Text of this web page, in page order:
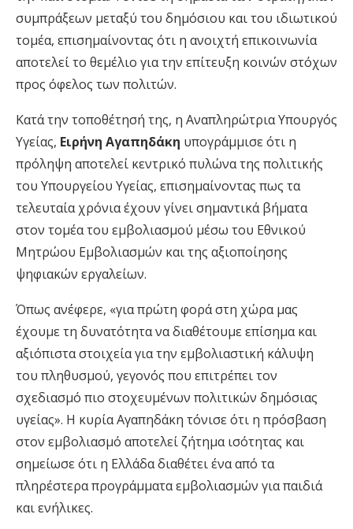
συμπράξεων μεταξύ του δημόσιου και του ιδιωτικού
τομέα, επισημαίνοντας ότι η ανοιχτή επικοινωνία
αποτελεί το θεμέλιο για την επίτευξη κοινών στόχων
προς όφελος των πολιτών.
Κατά την τοποθέτησή της, η Αναπληρώτρια Υπουργός
Υγείας, Ειρήνη Αγαπηδάκη υπογράμμισε ότι η
πρόληψη αποτελεί κεντρικό πυλώνα της πολιτικής
του Υπουργείου Υγείας, επισημαίνοντας πως τα
τελευταία χρόνια έχουν γίνει σημαντικά βήματα
στον τομέα του εμβολιασμού μέσω του Εθνικού
Μητρώου Εμβολιασμών και της αξιοποίησης
ψηφιακών εργαλείων.
Όπως ανέφερε, «για πρώτη φορά στη χώρα μας
έχουμε τη δυνατότητα να διαθέτουμε επίσημα και
αξιόπιστα στοιχεία για την εμβολιαστική κάλυψη
του πληθυσμού, γεγονός που επιτρέπει τον
σχεδιασμό πιο στοχευμένων πολιτικών δημόσιας
υγείας». Η κυρία Αγαπηδάκη τόνισε ότι η πρόσβαση
στον εμβολιασμό αποτελεί ζήτημα ισότητας και
σημείωσε ότι η Ελλάδα διαθέτει ένα από τα
πληρέστερα προγράμματα εμβολιασμών για παιδιά
και ενήλικες.